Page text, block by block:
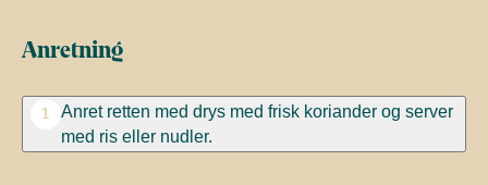
Anretning
1
Anret retten med drys med frisk koriander og server
med ris eller nudler.